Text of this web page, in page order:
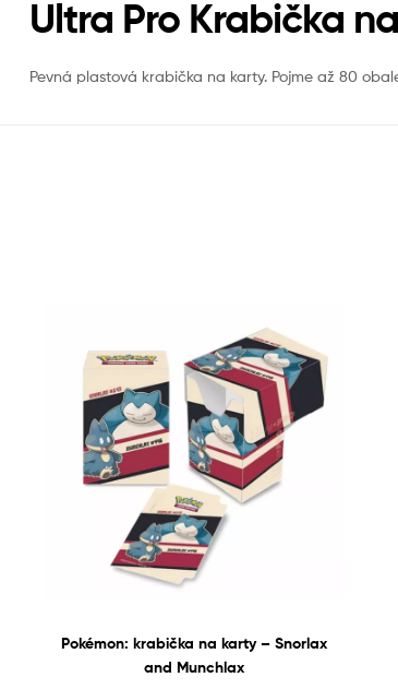
Ultra Pro Krabička
Pevná plastová krabička na karty. Pojme až 80
Pokémon: krabička na karty – Snorlax
and Munchlax